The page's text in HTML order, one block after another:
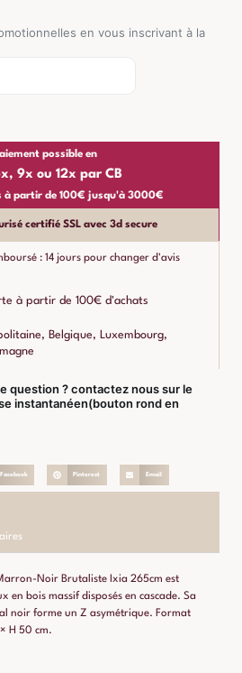
en vous inscrivant à la
possible en
9x ou 12x par CB
à partir de 100€ jusqu'à 3000€
certifié SSL avec 3d secure
: 14 jours pour changer d'avis
à partir de 100€ d'achats
Belgique, Luxembourg,
question ? contactez nous sur le
instantanéen(bouton rond en
Facebook Pinterest Email
Noir Brutaliste Ixia 265cm est
en bois massif disposés en cascade. Sa
noir forme un Z asymétrique. Format
H 50 cm.